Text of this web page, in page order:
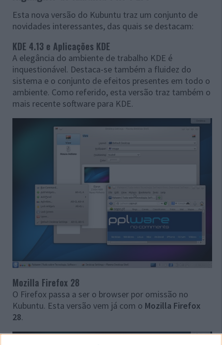
Esta nova versão do Kubuntu traz um conjunto de
novidades interessantes, das quais se destacam:
KDE 4.13 e Aplicações KDE
A elegância do ambiente de trabalho KDE é
inquestionável. Destaca-se também a fluidez do
sistema e o conjunto de efeitos presentes em todo o
ambiente. Como referido, esta versão traz também o
mais recente software para KDE.
Mozilla Firefox 28
O Firefox passa a ser o browser por omissão no
Kubuntu. Esta versão vem já com o Mozilla Firefox
28.